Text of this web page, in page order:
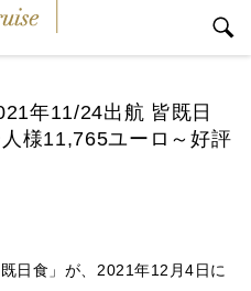
年11/24出航 皆既日
様11,765ユーロ～好評
日食」が、2021年12月4日に